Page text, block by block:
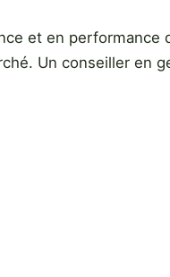
et en
Un conseiller en